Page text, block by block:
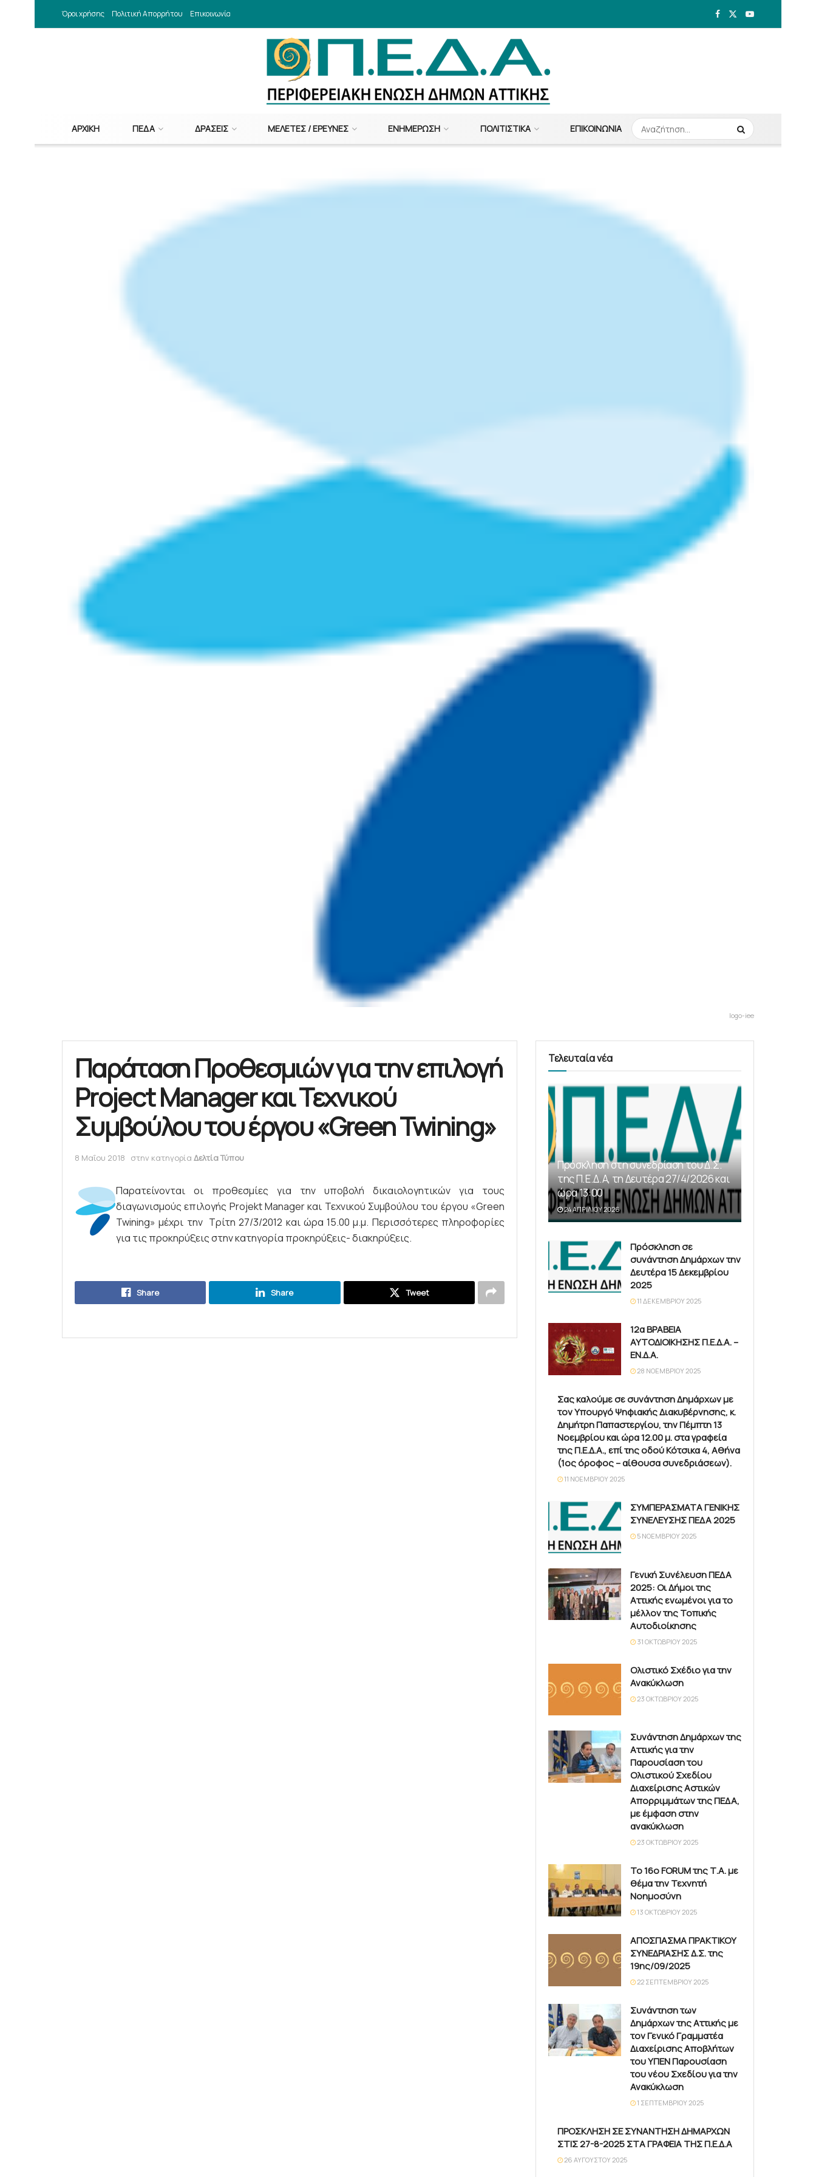
Όροι χρήσης Πολιτική Απορρήτου Επικοινωνία
ΑΡΧΙΚΉ ΠΕΔΑ ΔΡΆΣΕΙΣ ΜΕΛΈΤΕΣ / ΈΡΕΥΝΕΣ ΕΝΗΜΈΡΩΣΗ ΠΟΛΙΤΙΣΤΙΚΆ ΕΠΙΚΟΙΝΩΝΊΑ
logo-iee
Παράταση Προθεσμιών για την επιλογή
Project Manager και Τεχνικού
Συμβούλου του έργου «Green Twining»
8 Μαΐου 2018 στην κατηγορία Δελτία Τύπου
Παρατείνονται οι προθεσμίες για την υποβολή δικαιολογητικών για τους
διαγωνισμούς επιλογής Projekt Manager και Τεχνικού Συμβούλου του έργου «Green
Twining» μέχρι την Τρίτη 27/3/2012 και ώρα 15.00 μ.μ. Περισσότερες πληροφορίες
για τις προκηρύξεις στην κατηγορία προκηρύξεις- διακηρύξεις.
Share Share Tweet
Τελευταία νέα
Πρόσκληση στη συνεδρίαση του Δ.Σ.
της Π.Ε.Δ.Α, τη Δευτέρα 27/4/2026 και
ώρα 13:00
24 ΑΠΡΙΛΊΟΥ 2026
Πρόσκληση σε
συνάντηση Δημάρχων την
Δευτέρα 15 Δεκεμβρίου
2025
11 ΔΕΚΕΜΒΡΊΟΥ 2025
12α ΒΡΑΒΕΙΑ
ΑΥΤΟΔΙΟΙΚΗΣΗΣ Π.Ε.Δ.Α. –
ΕΝ.Δ.Α.
28 ΝΟΕΜΒΡΊΟΥ 2025
Σας καλούμε σε συνάντηση Δημάρχων με
τον Υπουργό Ψηφιακής Διακυβέρνησης, κ.
Δημήτρη Παπαστεργίου, την Πέμπτη 13
Νοεμβρίου και ώρα 12.00 μ. στα γραφεία
της Π.Ε.Δ.Α., επί της οδού Κότσικα 4, Αθήνα
(1ος όροφος – αίθουσα συνεδριάσεων).
11 ΝΟΕΜΒΡΊΟΥ 2025
ΣΥΜΠΕΡΑΣΜΑΤΑ ΓΕΝΙΚΗΣ
ΣΥΝΕΛΕΥΣΗΣ ΠΕΔΑ 2025
5 ΝΟΕΜΒΡΊΟΥ 2025
Γενική Συνέλευση ΠΕΔΑ
2025: Οι Δήμοι της
Αττικής ενωμένοι για το
μέλλον της Τοπικής
Αυτοδιοίκησης
31 ΟΚΤΩΒΡΊΟΥ 2025
Ολιστικό Σχέδιο για την
Ανακύκλωση
23 ΟΚΤΩΒΡΊΟΥ 2025
Συνάντηση Δημάρχων της
Αττικής για την
Παρουσίαση του
Ολιστικού Σχεδίου
Διαχείρισης Αστικών
Απορριμμάτων της ΠΕΔΑ,
με έμφαση στην
ανακύκλωση
23 ΟΚΤΩΒΡΊΟΥ 2025
Το 16ο FORUM της Τ.Α. με
θέμα την Τεχνητή
Νοημοσύνη
13 ΟΚΤΩΒΡΊΟΥ 2025
ΑΠΟΣΠΑΣΜΑ ΠΡΑΚΤΙΚΟΥ
ΣΥΝΕΔΡΙΑΣΗΣ Δ.Σ. της
19ης/09/2025
22 ΣΕΠΤΕΜΒΡΊΟΥ 2025
Συνάντηση των
Δημάρχων της Αττικής με
τον Γενικό Γραμματέα
Διαχείρισης Αποβλήτων
του ΥΠΕΝ Παρουσίαση
του νέου Σχεδίου για την
Ανακύκλωση
1 ΣΕΠΤΕΜΒΡΊΟΥ 2025
ΠΡΟΣΚΛΗΣΗ ΣΕ ΣΥΝΑΝΤΗΣΗ ΔΗΜΑΡΧΩΝ
ΣΤΙΣ 27-8-2025 ΣΤΑ ΓΡΑΦΕΙΑ ΤΗΣ Π.Ε.Δ.Α
26 ΑΥΓΟΎΣΤΟΥ 2025